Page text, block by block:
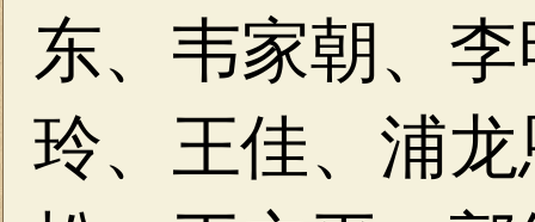
东、韦家朝、
玲、王佳、 浦